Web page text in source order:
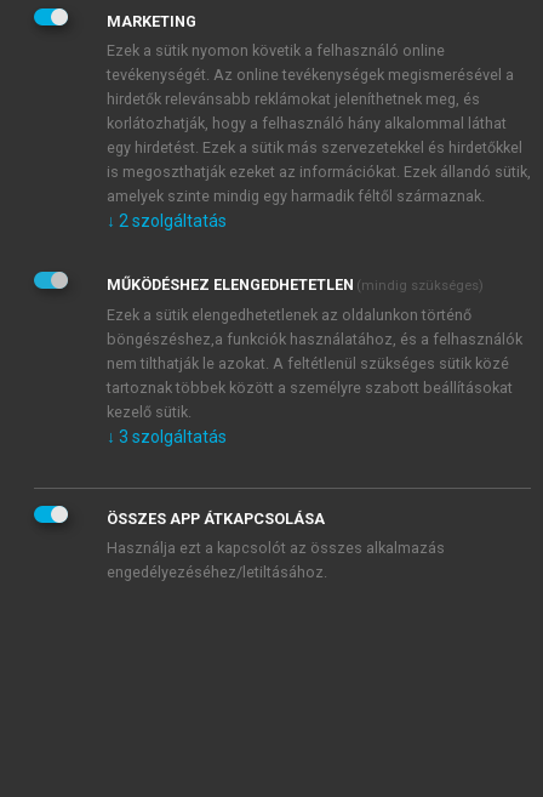
JELSZÓ
JELSZÓ ÚJRA
Kérek értesítést a MeRSZ újdonságairól, akcióiról.
Kérek értesítést az Akadémiai Kiadó Zrt. újdonságairól,
Adatkezelési tájékoztatóbanfoglaltakat tudomásul
veszem és elfogadom.
Általános vásárlási feltételeket, valamint a szotar.netés a
mersz.huoldalak licencszerződéseiben foglaltakat
tudomásul veszem és elfogadom.
KIPRÓBÁLOM
MARKETING
Ezek a sütik nyomon követik a felhasználó online
tevékenységét. Az online tevékenységek megismerésével a
hirdetők relevánsabb reklámokat jeleníthetnek meg, és
korlátozhatják, hogy a felhasználó hány alkalommal láthat
egy hirdetést. Ezek a sütik más szervezetekkel és hirdetőkkel
is megoszthatják ezeket az információkat. Ezek állandó sütik,
amelyek szinte mindig egy harmadik féltől származnak.
↓ 2 szolgáltatás
MŰKÖDÉSHEZ ELENGEDHETETLEN (mindig szükséges)
Ezek a sütik elengedhetetlenek az oldalunkon történő
böngészéshez,a funkciók használatához, és a felhasználók
nem tilthatják le azokat. A feltétlenül szükséges sütik közé
tartoznak többek között a személyre szabott beállításokat
kezelő sütik.
↓ 3 szolgáltatás
ÖSSZES APP ÁTKAPCSOLÁSA
Használja ezt a kapcsolót az összes alkalmazás
engedélyezéséhez/letiltásához.